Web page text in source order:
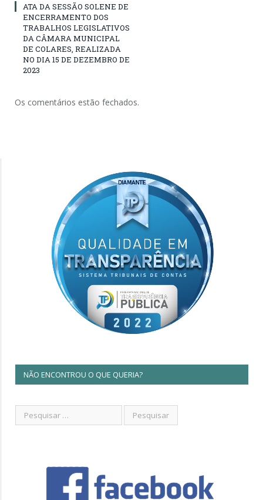
ATA DA SESSÃO SOLENE DE
ENCERRAMENTO DOS
TRABALHOS LEGISLATIVOS
DA CÂMARA MUNICIPAL
DE COLARES, REALIZADA
NO DIA 15 DE DEZEMBRO DE
2023
Os comentários estão fechados.
NÃO ENCONTROU O QUE QUERIA?